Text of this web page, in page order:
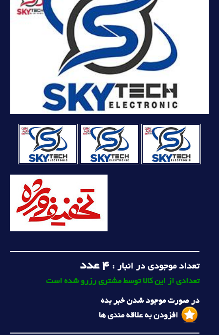
تعداد موجودی در انبار :4 عدد
تعدادی از این کالا توسط مشتری رزرو شده است
در صورت موجود شدن خبر بده
افزودن به علاقه مندی ها